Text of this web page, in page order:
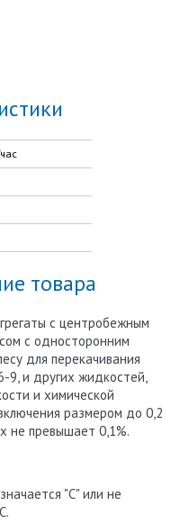
товара
с центробежным
с односторонним
для перекачивания
9, и других жидкостей,
и химической
размером до 0,2
не превышает 0,1%.
"С" или не